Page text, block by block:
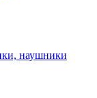
наушники